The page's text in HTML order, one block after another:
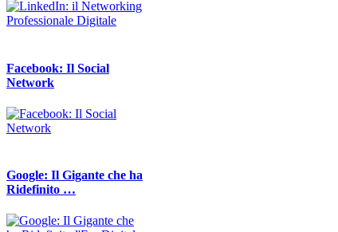
Facebook: Il Social
Network
Google: Il Gigante che ha
Ridefinito …